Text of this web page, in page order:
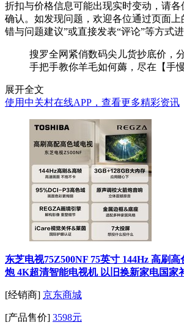
折扣与价格信息可能出现实时变动，请
确认。如发现问题，欢迎各位通过页面上
错与问题建议”或直接发表“评论”等方式进
搜罗全网紧俏数码尖儿货抄底价，
手把手教你羊毛如何薅，尽在【手慢
展开全文
使用中关村在线APP，查看更多精彩资讯
东芝电视75Z500NF 75英寸 144Hz 高刷
炮 4K超清智能电视机 以旧换新家电国家
[经销商] 京东商城
[产品售价] 3598元